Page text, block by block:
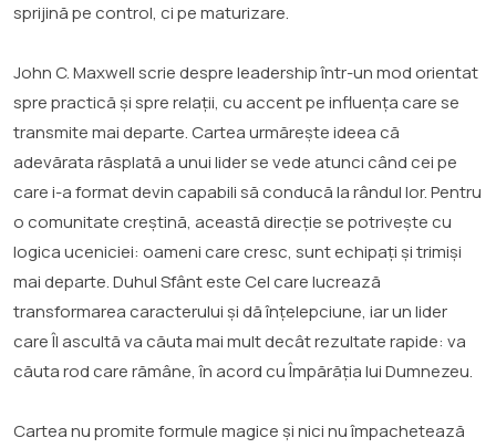
sprijină pe control, ci pe maturizare.
John C. Maxwell scrie despre leadership într-un mod orientat
spre practică și spre relații, cu accent pe influența care se
transmite mai departe. Cartea urmărește ideea că
adevărata răsplată a unui lider se vede atunci când cei pe
care i-a format devin capabili să conducă la rândul lor. Pentru
o comunitate creștină, această direcție se potrivește cu
logica uceniciei: oameni care cresc, sunt echipați și trimiși
mai departe. Duhul Sfânt este Cel care lucrează
transformarea caracterului și dă înțelepciune, iar un lider
care Îl ascultă va căuta mai mult decât rezultate rapide: va
căuta rod care rămâne, în acord cu Împărăția lui Dumnezeu.
Cartea nu promite formule magice și nici nu împachetează